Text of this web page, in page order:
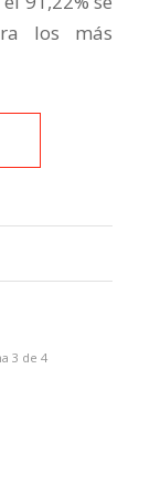
los más
3 de 4